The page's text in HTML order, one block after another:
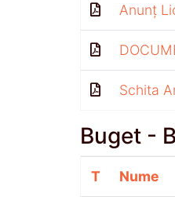
Anunț
Schita
Buget -
T Nume